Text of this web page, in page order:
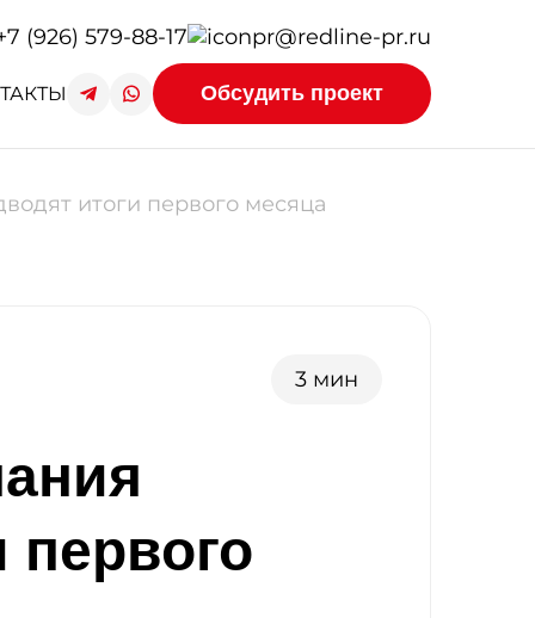
(926) 579-88-17 pr@redline-pr.ru
Обсудить проект
итоги первого месяца
3 мин
первого